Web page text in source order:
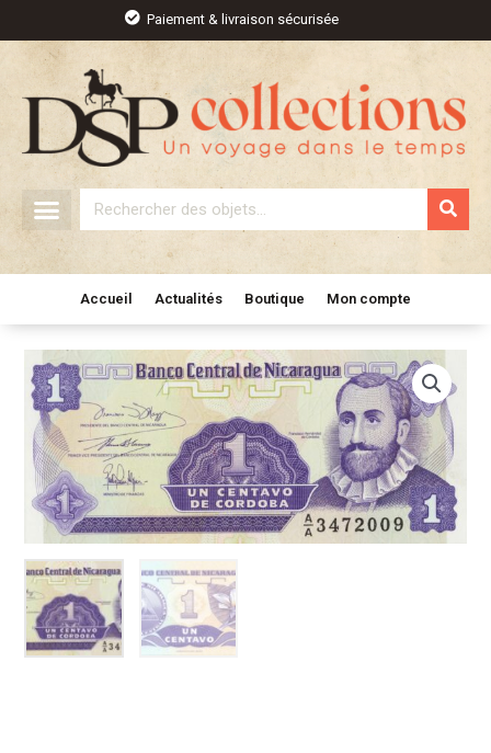
contenu
Paiement & livraison sécurisée
Rechercher
Accueil Actualités Boutique Mon compte